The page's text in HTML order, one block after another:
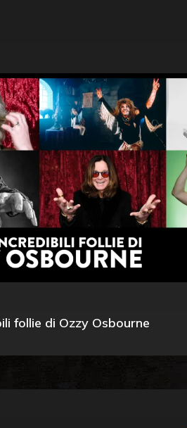
follie di Ozzy Osbourne